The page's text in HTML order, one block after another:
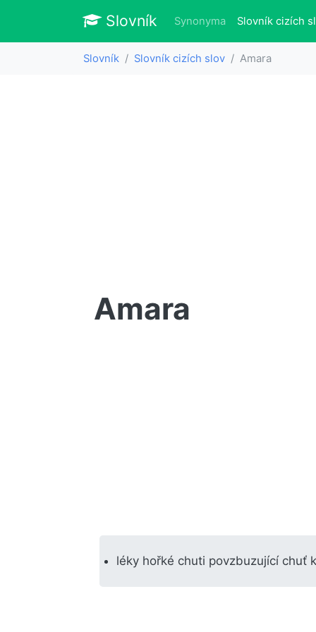
Slovník Slovník
Synonyma Slovník cizích
Slovník Slovník cizích slov Amara
Amara
léky hořké chuti povzbuzující chuť